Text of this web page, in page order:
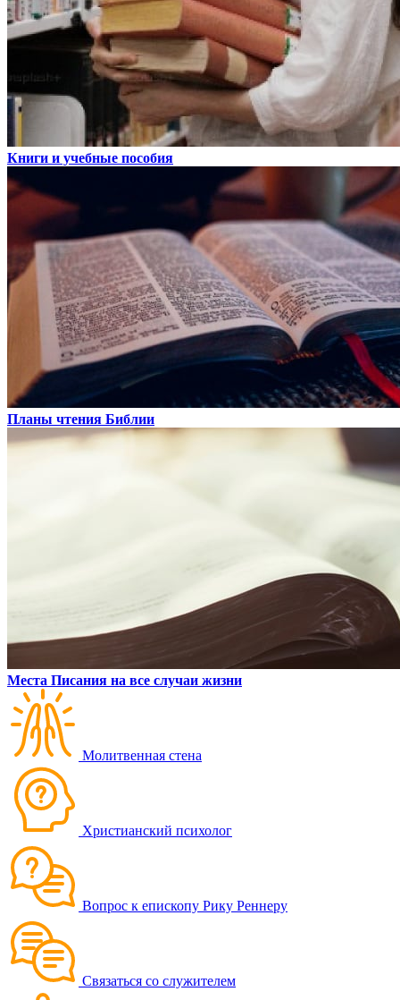
Книги и учебные пособия
Планы чтения Библии
Места Писания на все случаи жизни
Молитвенная стена
Христианский психолог
Вопрос к епископу Рику Реннеру
Связаться со служителем